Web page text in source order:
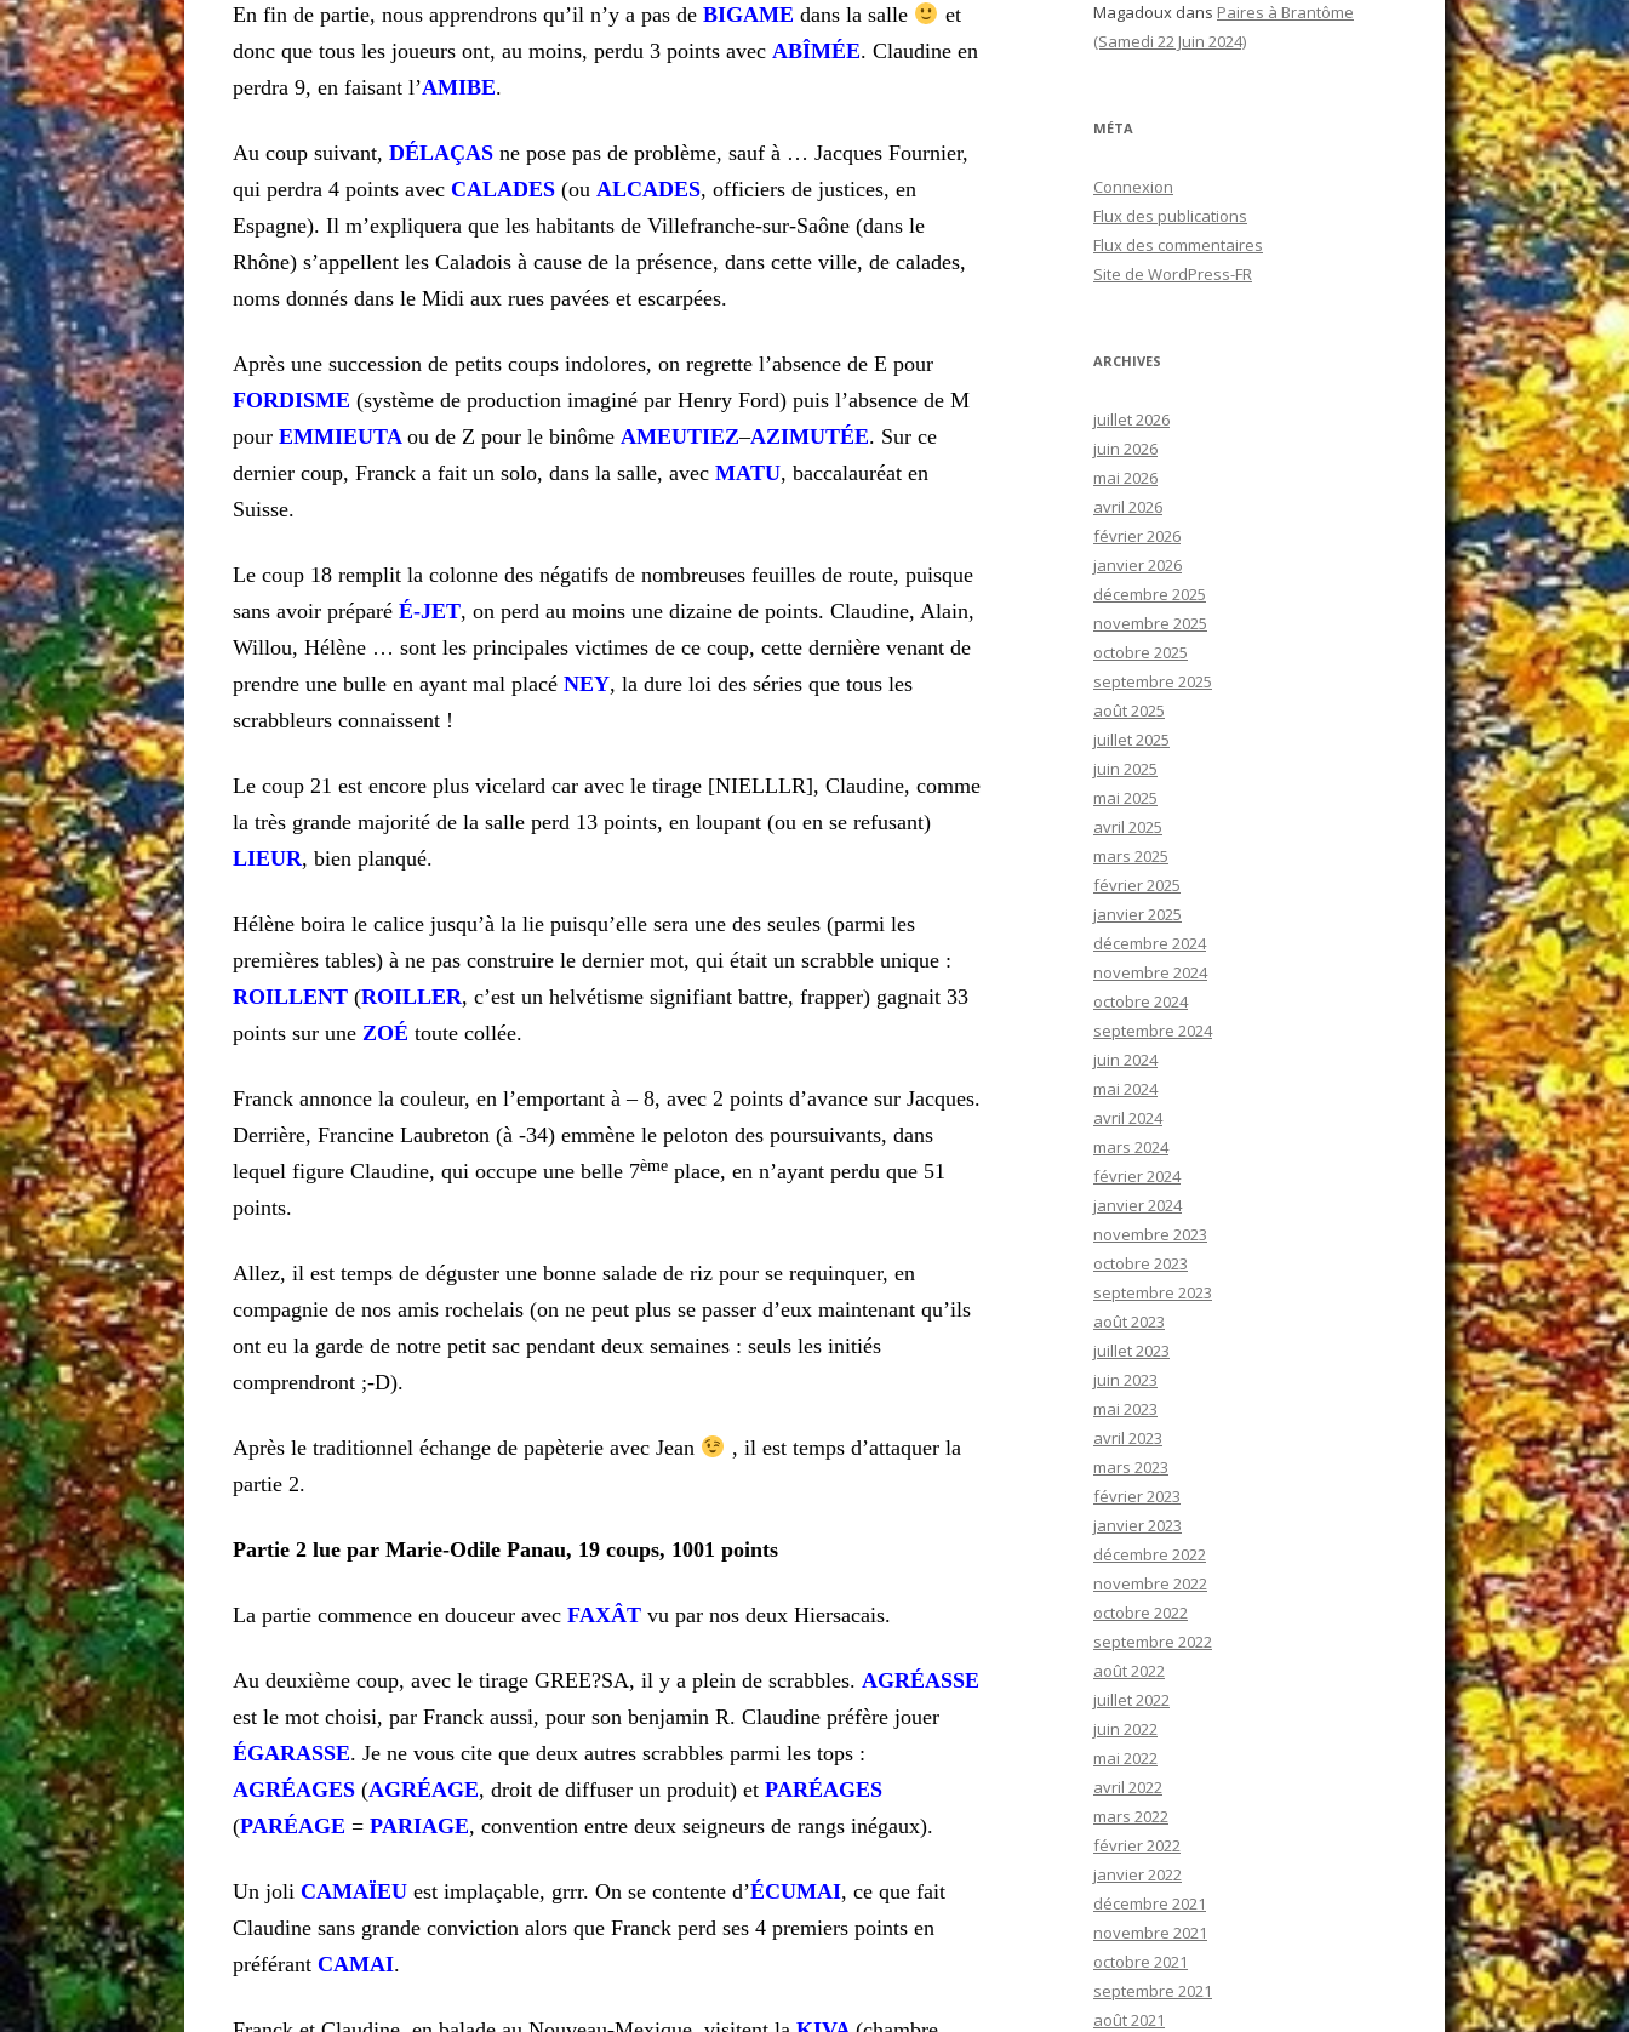
En fin de partie, nous apprendrons qu’il n’y a pas de BIGAME dans la salle
et
donc que tous les joueurs ont, au moins, perdu 3 points avec ABÎMÉE. Claudine en
perdra 9, en faisant l’AMIBE.
Au coup suivant, DÉLAÇAS ne pose pas de problème, sauf à … Jacques Fournier,
qui perdra 4 points avec CALADES (ou ALCADES, officiers de justices, en
Espagne). Il m’expliquera que les habitants de Villefranche-sur-Saône (dans le
Rhône) s’appellent les Caladois à cause de la présence, dans cette ville, de calades,
noms donnés dans le Midi aux rues pavées et escarpées.
Après une succession de petits coups indolores, on regrette l’absence de E pour
FORDISME (système de production imaginé par Henry Ford) puis l’absence de M
pour EMMIEUTA ou de Z pour le binôme AMEUTIEZ–AZIMUTÉE. Sur ce
dernier coup, Franck a fait un solo, dans la salle, avec MATU, baccalauréat en
Suisse.
Le coup 18 remplit la colonne des négatifs de nombreuses feuilles de route, puisque
sans avoir préparé É-JET, on perd au moins une dizaine de points. Claudine, Alain,
Willou, Hélène … sont les principales victimes de ce coup, cette dernière venant de
prendre une bulle en ayant mal placé NEY, la dure loi des séries que tous les
scrabbleurs connaissent !
Le coup 21 est encore plus vicelard car avec le tirage [NIELLLR], Claudine, comme
la très grande majorité de la salle perd 13 points, en loupant (ou en se refusant)
LIEUR, bien planqué.
Hélène boira le calice jusqu’à la lie puisqu’elle sera une des seules (parmi les
premières tables) à ne pas construire le dernier mot, qui était un scrabble unique :
ROILLENT (ROILLER, c’est un helvétisme signifiant battre, frapper) gagnait 33
points sur une ZOÉ toute collée.
Franck annonce la couleur, en l’emportant à – 8, avec 2 points d’avance sur Jacques.
Derrière, Francine Laubreton (à -34) emmène le peloton des poursuivants, dans
lequel figure Claudine, qui occupe une belle 7ème place, en n’ayant perdu que 51
points.
Allez, il est temps de déguster une bonne salade de riz pour se requinquer, en
compagnie de nos amis rochelais (on ne peut plus se passer d’eux maintenant qu’ils
ont eu la garde de notre petit sac pendant deux semaines : seuls les initiés
comprendront ;-D).
Après le traditionnel échange de papèterie avec Jean
, il est temps d’attaquer la
partie 2.
Partie 2 lue par Marie-Odile Panau, 19 coups, 1001 points
La partie commence en douceur avec FAXÂT vu par nos deux Hiersacais.
Au deuxième coup, avec le tirage GREE?SA, il y a plein de scrabbles. AGRÉASSE
est le mot choisi, par Franck aussi, pour son benjamin R. Claudine préfère jouer
ÉGARASSE. Je ne vous cite que deux autres scrabbles parmi les tops :
AGRÉAGES (AGRÉAGE, droit de diffuser un produit) et PARÉAGES
(PARÉAGE = PARIAGE, convention entre deux seigneurs de rangs inégaux).
Un joli CAMAÏEU est implaçable, grrr. On se contente d’ÉCUMAI, ce que fait
Claudine sans grande conviction alors que Franck perd ses 4 premiers points en
préférant CAMAI.
Magadoux dans Paires à Brantôme
(Samedi 22 Juin 2024)
MÉTA
Connexion
Flux des publications
Flux des commentaires
Site de WordPress-FR
ARCHIVES
juillet 2026
juin 2026
mai 2026
avril 2026
février 2026
janvier 2026
décembre 2025
novembre 2025
octobre 2025
septembre 2025
août 2025
juillet 2025
juin 2025
mai 2025
avril 2025
mars 2025
février 2025
janvier 2025
décembre 2024
novembre 2024
octobre 2024
septembre 2024
juin 2024
mai 2024
avril 2024
mars 2024
février 2024
janvier 2024
novembre 2023
octobre 2023
septembre 2023
août 2023
juillet 2023
juin 2023
mai 2023
avril 2023
mars 2023
février 2023
janvier 2023
décembre 2022
novembre 2022
octobre 2022
septembre 2022
août 2022
juillet 2022
juin 2022
mai 2022
avril 2022
mars 2022
février 2022
janvier 2022
décembre 2021
novembre 2021
octobre 2021
septembre 2021
août 2021